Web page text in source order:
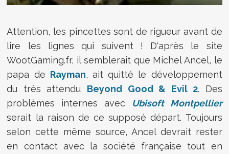
Attention, les pincettes sont de rigueur avant de
lire les lignes qui suivent ! D'après le site
WootGaming.fr, il semblerait que Michel Ancel, le
papa de Rayman, ait quitté le développement
du très attendu Beyond Good & Evil 2. Des
problèmes internes avec
Ubisoft Montpellier
serait la raison de ce supposé départ. Toujours
selon cette même source, Ancel devrait rester
en contact avec la société française tout en